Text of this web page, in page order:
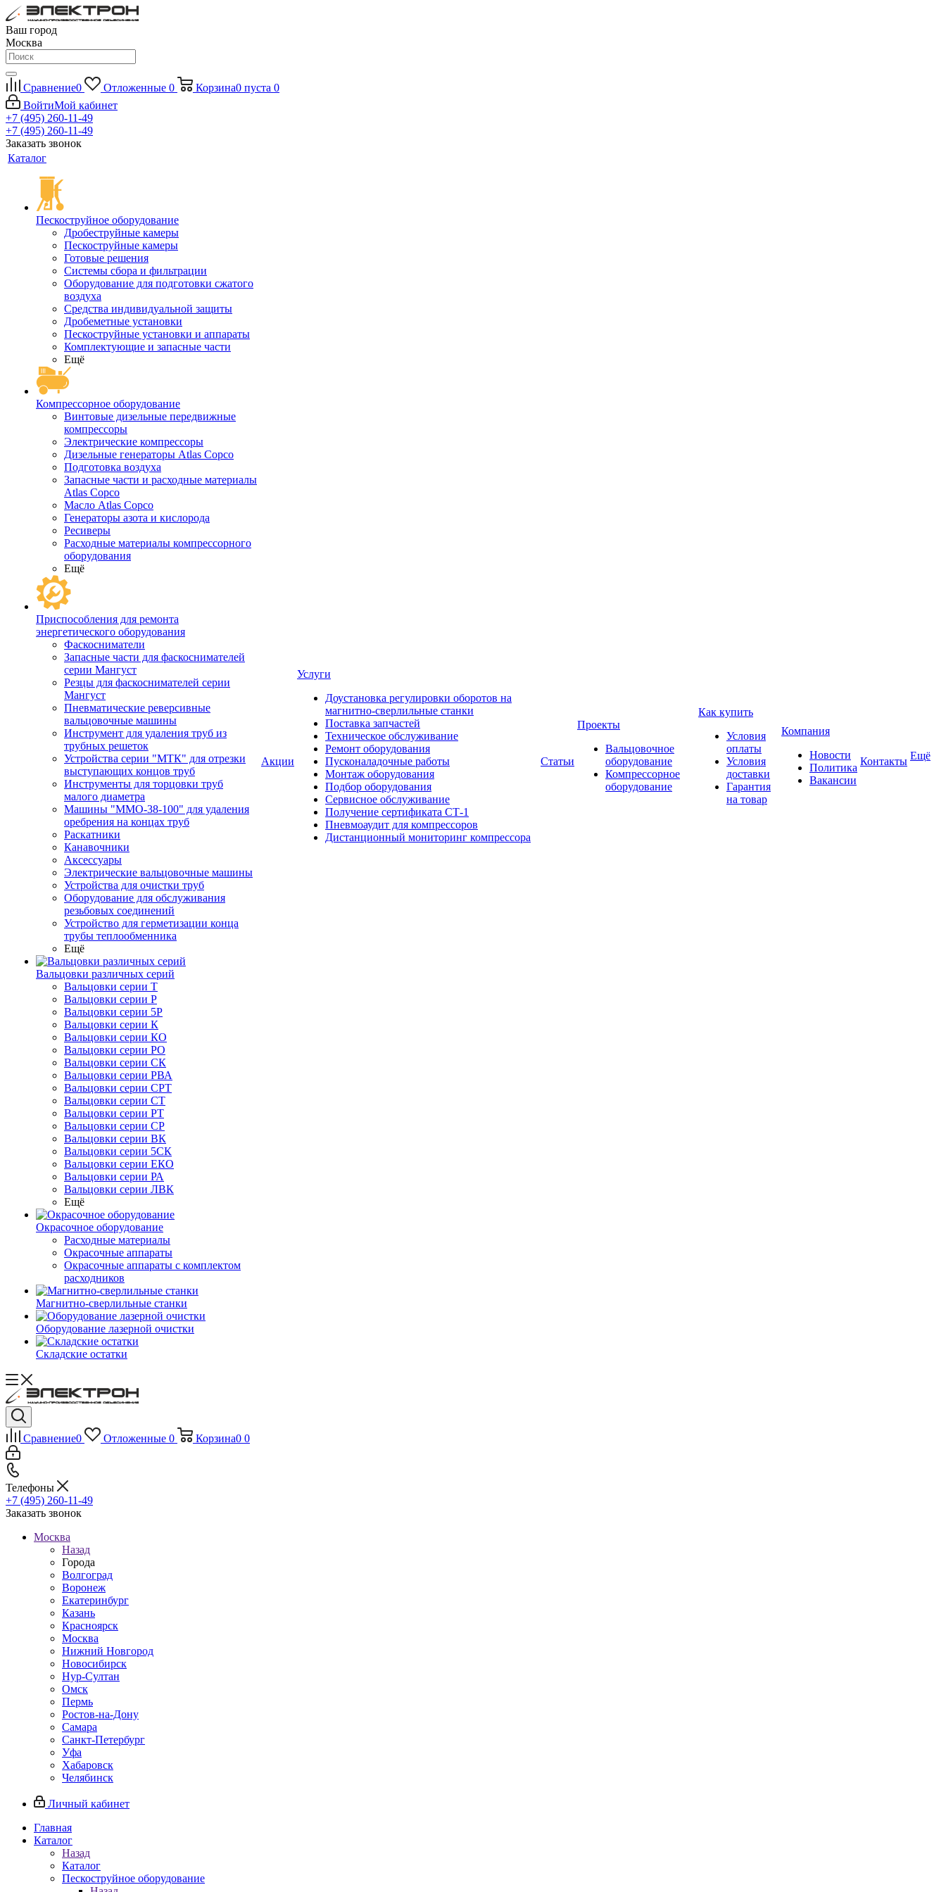
Ваш город
Москва
Сравнение0 Отложенные 0 Корзина0 пуста 0
ВойтиМой кабинет
+7 (495) 260-11-49
+7 (495) 260-11-49
Заказать звонок
Каталог
Пескоструйное оборудование
Дробеструйные камеры
Пескоструйные камеры
Готовые решения
Системы сбора и фильтрации
Оборудование для подготовки сжатого
воздуха
Средства индивидуальной защиты
Дробеметные установки
Пескоструйные установки и аппараты
Комплектующие и запасные части
Ещё
Компрессорное оборудование
Винтовые дизельные передвижные
компрессоры
Электрические компрессоры
Дизельные генераторы Atlas Copco
Подготовка воздуха
Запасные части и расходные материалы
Atlas Copco
Масло Atlas Copco
Генераторы азота и кислорода
Ресиверы
Расходные материалы компрессорного
оборудования
Ещё
Приспособления для ремонта
энергетического оборудования
Фаскосниматели
Запасные части для фаскоснимателей
серии Мангуст
Резцы для фаскоснимателей серии
Мангуст
Пневматические реверсивные
вальцовочные машины
Инструмент для удаления труб из
трубных решеток
Устройства серии "МТК" для отрезки
выступающих концов труб
Инструменты для торцовки труб
малого диаметра
Машины "ММО-38-100" для удаления
оребрения на концах труб
Раскатники
Канавочники
Аксессуары
Электрические вальцовочные машины
Устройства для очистки труб
Оборудование для обслуживания
резьбовых соединений
Устройство для герметизации конца
трубы теплообменника
Ещё
Вальцовки различных серий
Вальцовки серии Т
Вальцовки серии Р
Вальцовки серии 5Р
Вальцовки серии К
Вальцовки серии КО
Вальцовки серии РО
Вальцовки серии СК
Вальцовки серии РВА
Вальцовки серии СРТ
Вальцовки серии СТ
Вальцовки серии РТ
Вальцовки серии СР
Вальцовки серии ВК
Вальцовки серии 5СК
Вальцовки серии ЕКО
Вальцовки серии РА
Вальцовки серии ЛВК
Ещё
Окрасочное оборудование
Расходные материалы
Окрасочные аппараты
Окрасочные аппараты с комплектом
расходников
Магнитно-сверлильные станки
Оборудование лазерной очистки
Складские остатки
Акции
Услуги
Доустановка регулировки оборотов на
магнитно-сверлильные станки
Поставка запчастей
Техническое обслуживание
Ремонт оборудования
Пусконаладочные работы
Монтаж оборудования
Подбор оборудования
Сервисное обслуживание
Получение сертификата СТ-1
Пневмоаудит для компрессоров
Дистанционный мониторинг компрессора
Статьи
Проекты
Вальцовочное
оборудование
Компрессорное
оборудование
Как купить
Условия
оплаты
Условия
доставки
Гарантия
на товар
Компания
Новости
Политика
Вакансии
Контакты Ещё
Сравнение0 Отложенные 0 Корзина0 0
Телефоны
+7 (495) 260-11-49
Заказать звонок
Москва
Назад
Города
Волгоград
Воронеж
Екатеринбург
Казань
Красноярск
Москва
Нижний Новгород
Новосибирск
Нур-Султан
Омск
Пермь
Ростов-на-Дону
Самара
Санкт-Петербург
Уфа
Хабаровск
Челябинск
Личный кабинет
Главная
Каталог
Назад
Каталог
Пескоструйное оборудование